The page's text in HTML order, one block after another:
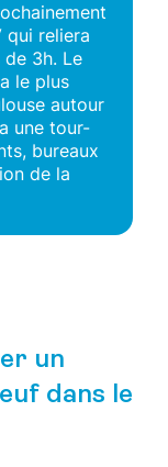
qui reliera
de 3h. Le
le plus
autour
une tour-
bureaux
de la
un
dans le